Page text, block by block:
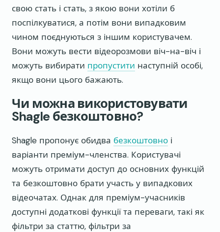
свою стать і стать, з якою вони хотіли б
поспілкуватися, а потім вони випадковим
чином поєднуються з іншим користувачем.
Вони можуть вести відеорозмови віч-на-віч і
можуть вибирати пропустити наступній особі,
якщо вони цього бажають.
Чи можна використовувати
Shagle безкоштовно?
Shagle пропонує обидва безкоштовно і
варіанти преміум-членства. Користувачі
можуть отримати доступ до основних функцій
та безкоштовно брати участь у випадкових
відеочатах. Однак для преміум-учасників
доступні додаткові функції та переваги, такі як
фільтри за статтю, фільтри за